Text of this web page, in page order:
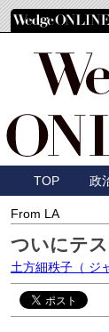
TOP 政
From LA
ついにテ
土方細秩子 （ ジ